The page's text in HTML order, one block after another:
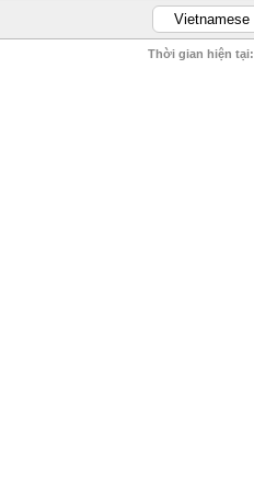
Thời gian hiện tại: